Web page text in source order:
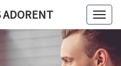
ADORENT